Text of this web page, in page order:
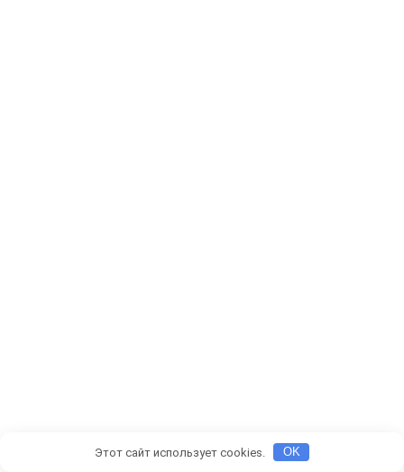
Этот сайт использует cookies. OK